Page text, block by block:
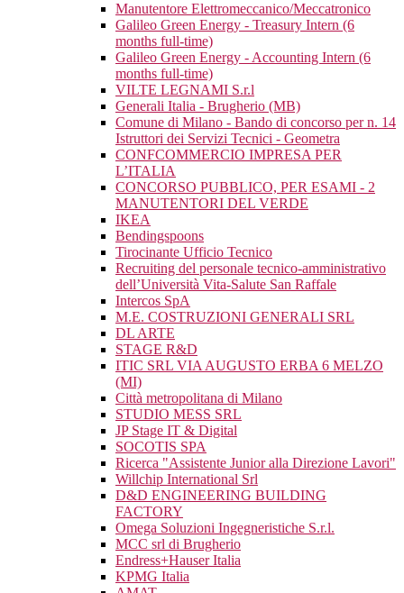
Manutentore Elettromeccanico/Meccatronico
Galileo Green Energy - Treasury Intern (6
months full-time)
Galileo Green Energy - Accounting Intern (6
months full-time)
VILTE LEGNAMI S.r.l
Generali Italia - Brugherio (MB)
Comune di Milano - Bando di concorso per n. 14
Istruttori dei Servizi Tecnici - Geometra
CONFCOMMERCIO IMPRESA PER
L’ITALIA
CONCORSO PUBBLICO, PER ESAMI - 2
MANUTENTORI DEL VERDE
IKEA
Bendingspoons
Tirocinante Ufficio Tecnico
Recruiting del personale tecnico-amministrativo
dell’Università Vita-Salute San Raffale
Intercos SpA
M.E. COSTRUZIONI GENERALI SRL
DL ARTE
STAGE R&D
ITIC SRL VIA AUGUSTO ERBA 6 MELZO
(MI)
Città metropolitana di Milano
STUDIO MESS SRL
JP Stage IT & Digital
SOCOTIS SPA
Ricerca "Assistente Junior alla Direzione Lavori"
Willchip International Srl
D&D ENGINEERING BUILDING
FACTORY
Omega Soluzioni Ingegneristiche S.r.l.
MCC srl di Brugherio
Endress+Hauser Italia
KPMG Italia